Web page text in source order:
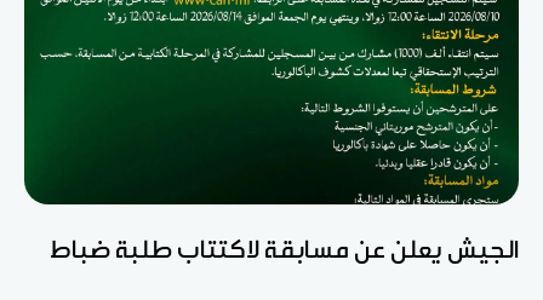
الجيش يعلن عن مسابقة لاكتتاب طلبة ضباط